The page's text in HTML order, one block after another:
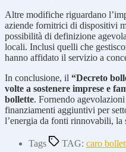
Altre modifiche riguardano
aziende fornitrici di dispositivi
possibilità di definizione
locali. Inclusi quelli che
hanno affidato il servizio a
In conclusione, il “Decreto
volte a sostenere imprese e
bollette. Fornendo
finanziamenti aggiuntivi per
l’energia da fonti rinnovabili, la
Tags TAG: caro